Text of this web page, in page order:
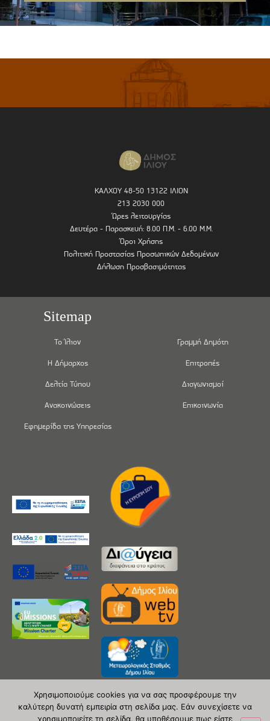
ΚΑΛΧΟΥ 48-50 13122 ΙΛΙΟΝ
213 2030 000
Ώρες λειτουργίας
Δευτέρα - Παρασκευή: 8.00 Π.Μ. - 6.00 Μ.Μ.
Όροι Χρήσης
Πολιτική Προστασίας Προσωπικών Δεδομένων
Δήλωση Προσβασιμότητας
Sitemap
Το Ίλιον
Η Δήμαρχος
Δελτία Τύπου
Ανακοινώσεις
Εφημερίδα της Υπηρεσίας
Γραμμή Δημότη
Επιτροπές
Διαγωνισμοί
Επικοινωνία
Χρησιμοποιούμε cookies για να σας προσφέρουμε την
καλύτερη δυνατή εμπειρία στη σελίδα μας. Εάν συνεχίσετε να
χρησιμοποιείτε τη σελίδα, θα υποθέσουμε πως είστε